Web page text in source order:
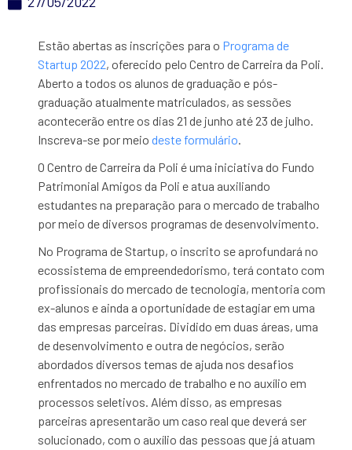
Estão abertas as inscrições para o Programa de
Startup 2022, oferecido pelo Centro de Carreira da Poli.
Aberto a todos os alunos de graduação e pós-
graduação atualmente matriculados, as sessões
acontecerão entre os dias 21 de junho até 23 de julho.
Inscreva-se por meiodeste formulário.
O Centro de Carreira da Poli é uma iniciativa do Fundo
Patrimonial Amigos da Poli e atua auxiliando
estudantes na preparação para o mercado de trabalho
por meio de diversos programas de desenvolvimento.
No Programa de Startup, o inscrito se aprofundará no
ecossistema de empreendedorismo, terá contato com
profissionais do mercado de tecnologia, mentoria com
ex-alunos e ainda a oportunidade de estagiar em uma
das empresas parceiras. Dividido em duas áreas, uma
de desenvolvimento e outra de negócios, serão
abordados diversos temas de ajuda nos desafios
enfrentados no mercado de trabalho e no auxílio em
processos seletivos. Além disso, as empresas
parceiras apresentarão um caso real que deverá ser
solucionado, com o auxílio das pessoas que já atuam